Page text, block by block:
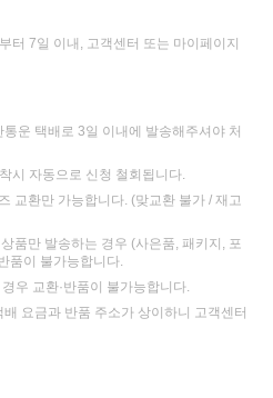
터 7일 이내, 고객센터 또는 마이페이지
운 택배로 3일 이내에 발송해주셔야 처
시 자동으로 신청 철회됩니다.
교환만 가능합니다. (맞교환 불가 / 재고
품만 발송하는 경우 (사은품, 패키지, 포
품이 불가능합니다.
우 교환·반품이 불가능합니다.
요금과 반품 주소가 상이하니 고객센터